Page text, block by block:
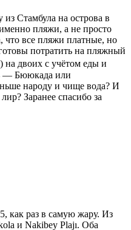
Стамбула на острова в
пляжи, а не просто
что все пляжи платные, но
потратить на пляжный
на двоих с учётом еды и
— Бююкада или
народу и чище вода? И
Заранее спасибо за
как раз в самую жару. Из
и Nakibey Plajı. Оба